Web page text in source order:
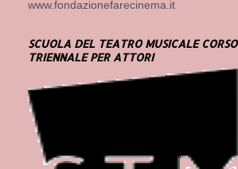
www.fondazionefarecinema.it
SCUOLA DEL TEATRO MUSICALE CORSO
TRIENNALE PER ATTORI